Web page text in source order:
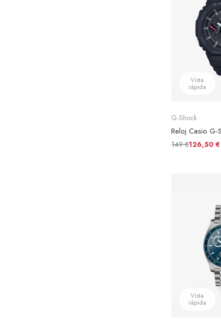
Vista
rápida
G-Shock
149 €126,50 €
Vista
rápida